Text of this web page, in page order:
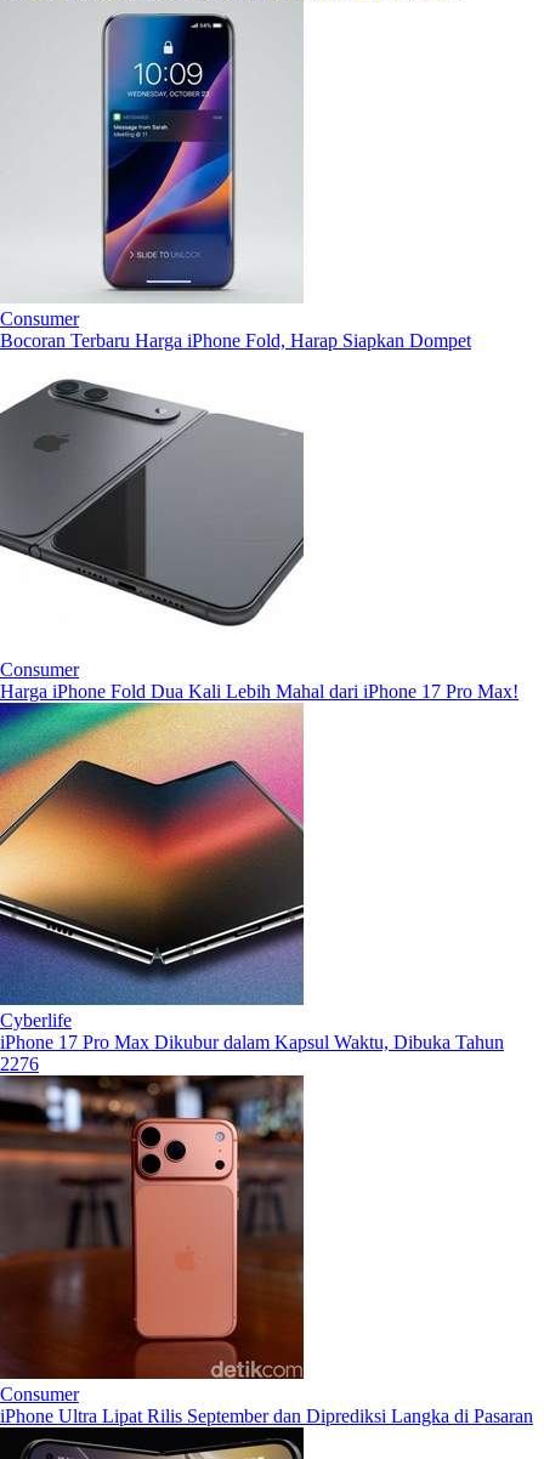
Consumer
Bocoran Terbaru Harga iPhone Fold, Harap Siapkan Dompet
Consumer
Harga iPhone Fold Dua Kali Lebih Mahal dari iPhone 17 Pro Max!
Cyberlife
iPhone 17 Pro Max Dikubur dalam Kapsul Waktu, Dibuka Tahun
2276
Consumer
iPhone Ultra Lipat Rilis September dan Diprediksi Langka di Pasaran